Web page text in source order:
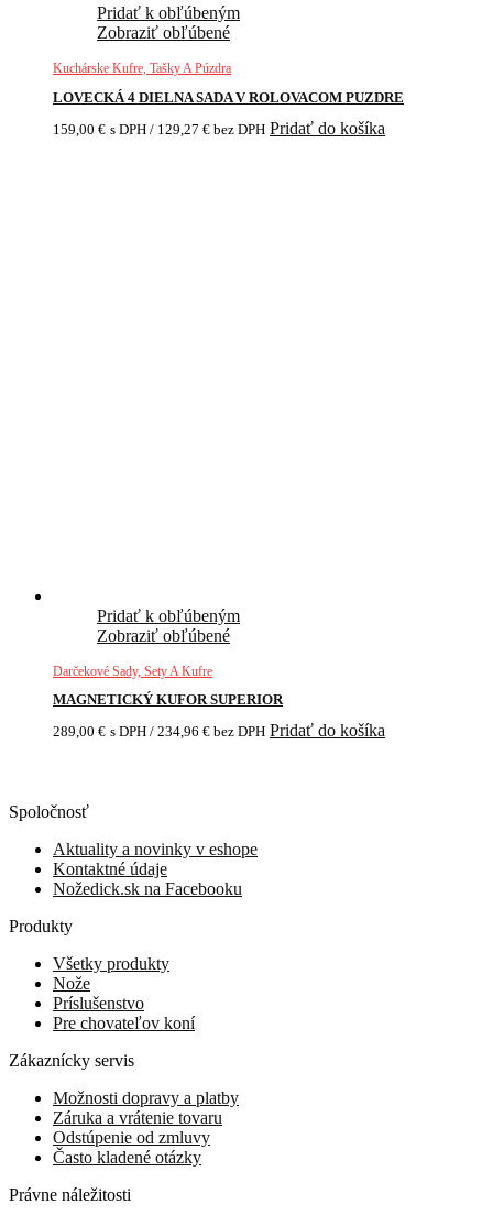
Pridať k obľúbeným
Zobraziť obľúbené
Kuchárske Kufre, Tašky A Púzdra
LOVECKÁ 4 DIELNA SADA V ROLOVACOM PUZDRE
159,00 € s DPH / 129,27 € bez DPH Pridať do košíka
Pridať k obľúbeným
Zobraziť obľúbené
Darčekové Sady, Sety A Kufre
MAGNETICKÝ KUFOR SUPERIOR
289,00 € s DPH / 234,96 € bez DPH Pridať do košíka
Spoločnosť
Aktuality a novinky v eshope
Kontaktné údaje
Nožedick.sk na Facebooku
Produkty
Všetky produkty
Nože
Príslušenstvo
Pre chovateľov koní
Zákaznícky servis
Možnosti dopravy a platby
Záruka a vrátenie tovaru
Odstúpenie od zmluvy
Často kladené otázky
Právne náležitosti